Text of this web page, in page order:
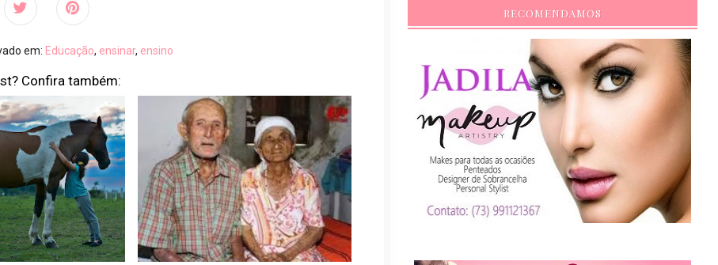
em: Educação, ensinar, ensino
Confira também:
RECOMENDAMOS